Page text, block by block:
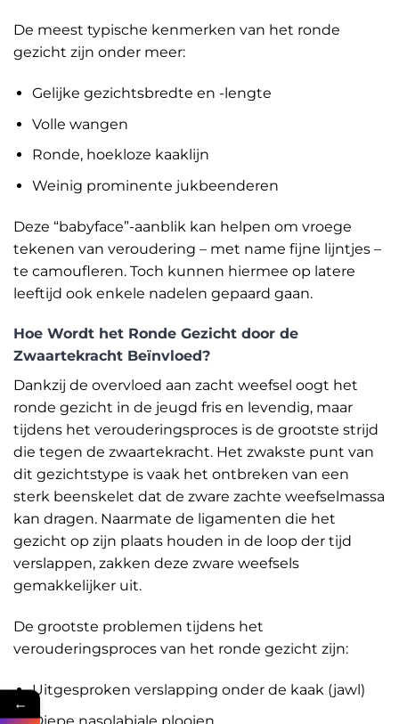
De meest typische kenmerken van het ronde
gezicht zijn onder meer:
Gelijke gezichtsbredte en -lengte
Volle wangen
Ronde, hoekloze kaaklijn
Weinig prominente jukbeenderen
Deze “babyface”-aanblik kan helpen om vroege
tekenen van veroudering – met name fijne lijntjes –
te camoufleren. Toch kunnen hiermee op latere
leeftijd ook enkele nadelen gepaard gaan.
Hoe Wordt het Ronde Gezicht door de
Zwaartekracht Beïnvloed?
Dankzij de overvloed aan zacht weefsel oogt het
ronde gezicht in de jeugd fris en levendig, maar
tijdens het verouderingsproces is de grootste strijd
die tegen de zwaartekracht. Het zwakste punt van
dit gezichtstype is vaak het ontbreken van een
sterk beenskelet dat de zware zachte weefselmassa
kan dragen. Naarmate de ligamenten die het
gezicht op zijn plaats houden in de loop der tijd
verslappen, zakken deze zware weefsels
gemakkelijker uit.
De grootste problemen tijdens het
verouderingsproces van het ronde gezicht zijn:
Uitgesproken verslapping onder de kaak (jawl)
Diepe nasolabiale plooien
←